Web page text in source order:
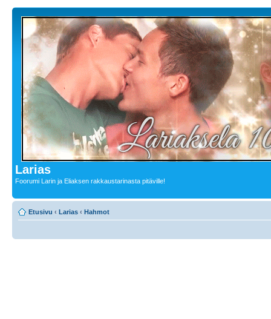
Larias
Foorumi Larin ja Eliaksen rakkaustarinasta pitäville!
Etusivu ‹ Larias ‹ Hahmot